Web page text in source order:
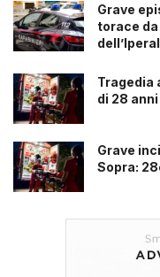
Grave
torace
dell’Iperal
Tragedia
di 28
Grave
Sopra: